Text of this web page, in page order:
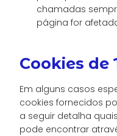
chamadas
página for
Cookies de
Em alguns casos
cookies fornecidos
a seguir detalha
pode encontrar